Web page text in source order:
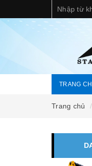
TRANG
Trang chủ